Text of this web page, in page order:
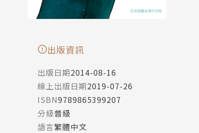
出版資訊
出版日期2014-08-16
線上出版日期2019-07-26
ISBN9789865399207
分級普級
語言繁體中文